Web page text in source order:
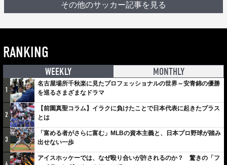
その他のサッカー記事を見る
RANKING
WEEKLY MONTHLY
1
名古屋場所千秋楽に見たプロフェッショナルの世界～安青錦の優勝
を巡るさまざまなドラマ
2
【前園真聖コラム】イラクに負けたことで日本代表に起きたプラス
とは
3
「富める者がさらに富む」MLBの資本主義と、日本プロ野球が踏み
出せない一歩
アイスホッケーでは、なぜ殴り合いが許されるのか？ 驚きの「フ